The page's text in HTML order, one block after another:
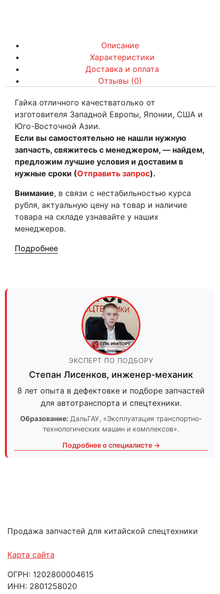
Описание
Характеристики
Доставка и оплата
Отзывы (0)
Гайка отличного качестватолько от
изготовителя Западной Европы, Японии, США и
Юго-Восточной Азии.
Если вы самостоятельно не нашли нужную
запчасть, свяжитесь с менеджером, — найдем,
предложим лучшие условия и доставим в
нужные сроки (Отправить запрос).
Внимание, в связи с нестабильностью курса
рубля, актуальную цену на товар и наличие
товара на складе узнавайте у наших
менеджеров.
Подробнее
ЭКСПЕРТ ПО ПОДБОРУ
Степан Лисенков, инженер-механик
8 лет опыта в дефектовке и подборе запчастей
для автотранспорта и спецтехники.
Образование: ДальГАУ, «Эксплуатация транспортно-
технологических машин и комплексов».
Подробнее о специалисте →
Продажа запчастей для китайской спецтехники
Карта сайта
ОГРН: 1202800004615
ИНН: 2801258020